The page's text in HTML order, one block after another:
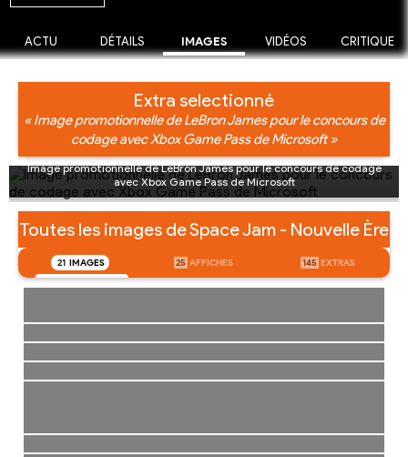
ACTU DÉTAILS IMAGES VIDÉOS CRITIQUE
Extra selectionné
« Image promotionnelle de LeBron James pour le concours de
codage avec Xbox Game Pass de Microsoft »
Image promotionnelle de LeBron James pour le concours de codage
avec Xbox Game Pass de Microsoft
Toutes les images de Space Jam - Nouvelle Ère
21 IMAGES 25 AFFICHES 145 EXTRAS